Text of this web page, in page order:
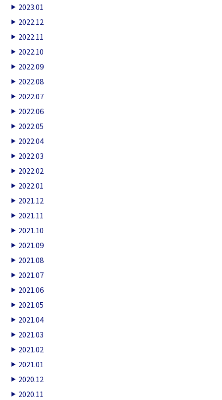
2023.01
2022.12
2022.11
2022.10
2022.09
2022.08
2022.07
2022.06
2022.05
2022.04
2022.03
2022.02
2022.01
2021.12
2021.11
2021.10
2021.09
2021.08
2021.07
2021.06
2021.05
2021.04
2021.03
2021.02
2021.01
2020.12
2020.11